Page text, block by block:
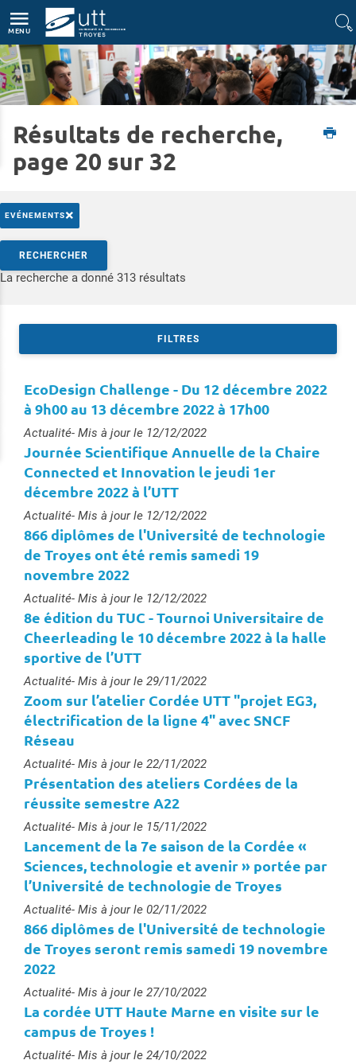
MENU
Accueil Formations Rencontrez-nous Journées Portes Ouvertes
Résultats de recherche,
page 20 sur 32
EVÉNEMENTS×
Rechercher par mots-clés
RECHERCHER
La recherche a donné 313 résultats
FILTRES
EcoDesign Challenge - Du 12 décembre 2022
à 9h00 au 13 décembre 2022 à 17h00
Type :
Actualité- Mis à jour le 12/12/2022
Journée Scientifique Annuelle de la Chaire
Connected et Innovation le jeudi 1er
décembre 2022 à l’UTT
Type :
Actualité- Mis à jour le 12/12/2022
866 diplômes de l'Université de technologie
de Troyes ont été remis samedi 19
novembre 2022
Type :
Actualité- Mis à jour le 12/12/2022
8e édition du TUC - Tournoi Universitaire de
Cheerleading le 10 décembre 2022 à la halle
sportive de l’UTT
Type :
Actualité- Mis à jour le 29/11/2022
Zoom sur l’atelier Cordée UTT "projet EG3,
électrification de la ligne 4" avec SNCF
Réseau
Type :
Actualité- Mis à jour le 22/11/2022
Présentation des ateliers Cordées de la
réussite semestre A22
Type :
Actualité- Mis à jour le 15/11/2022
Lancement de la 7e saison de la Cordée «
Sciences, technologie et avenir » portée par
l’Université de technologie de Troyes
Type :
Actualité- Mis à jour le 02/11/2022
866 diplômes de l'Université de technologie
de Troyes seront remis samedi 19 novembre
2022
Type :
Actualité- Mis à jour le 27/10/2022
La cordée UTT Haute Marne en visite sur le
campus de Troyes !
Type :
Actualité- Mis à jour le 24/10/2022